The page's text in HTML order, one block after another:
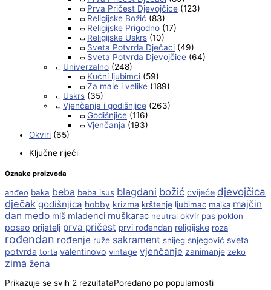
Prva Pričest Djevojčice (123)
Religijske Božić (83)
Religijske Prigodno (17)
Religijske Uskrs (10)
Sveta Potvrda Dječaci (49)
Sveta Potvrda Djevojčice (64)
Univerzalno (248)
Kućni ljubimci (59)
Za male i velike (189)
Uskrs (35)
Vjenčanja i godišnjice (263)
Godišnjice (116)
Vjenčanja (193)
Okviri (65)
Ključne riječi
Oznake proizvoda
anđeo baka beba beba isus blagdani božić cvijeće djevojčica
dječak godišnjica hobby krizma krštenje ljubimac majka majčin
dan medo miš mladenci muškarac neutral okvir pas poklon
posao prijatelj prva pričest prvi rođendan religijske roza
rođendan rođenje ruže sakrament snijeg snjegović sveta
potvrda torta valentinovo vintage vjenčanje zanimanje zeko
zima žena
Prikazuje se svih 2 rezultataPoredano po popularnosti